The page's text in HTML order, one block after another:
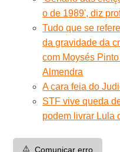
o de 1989', diz
Tudo que se
da gravidade da
com Moysés
Almendra
A cara feia do
STF vive queda
podem livrar Lula
⚠️ Comunicar erro